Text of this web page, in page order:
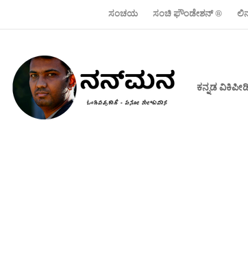
ಸಂಚಯ ಸಂಚಿ ಫೌಂಡೇಶನ್ ‍®
ಕನ್ನಡ